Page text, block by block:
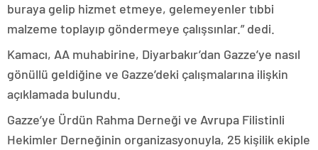
buraya gelip hizmet etmeye, gelemeyenler tıbbi
malzeme toplayıp göndermeye çalışsınlar.” dedi.
Kamacı, AA muhabirine, Diyarbakır’dan Gazze’ye nasıl
gönüllü geldiğine ve Gazze’deki çalışmalarına ilişkin
açıklamada bulundu.
Gazze’ye Ürdün Rahma Derneği ve Avrupa Filistinli
Hekimler Derneğinin organizasyonuyla, 25 kişilik ekiple